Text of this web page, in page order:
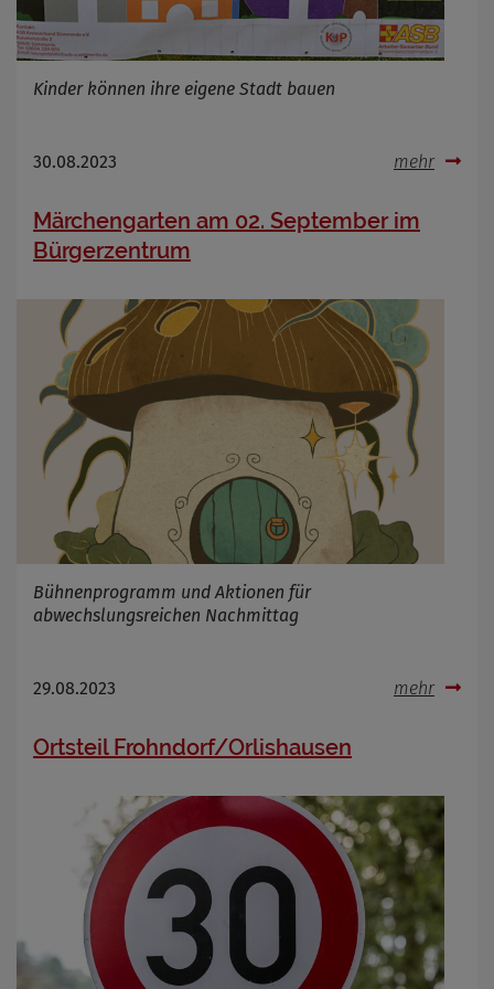
Kinder können ihre eigene Stadt bauen
30.08.2023 mehr
Märchengarten am 02. September im
Bürgerzentrum
Bühnenprogramm und Aktionen für
abwechslungsreichen Nachmittag
29.08.2023 mehr
Ortsteil Frohndorf/Orlishausen
Name
Cookies die bei der Verwendung von
OpenWeatherAPI gesetzt werden
Anbieter
Cookie Laufzeit
Infos schließen